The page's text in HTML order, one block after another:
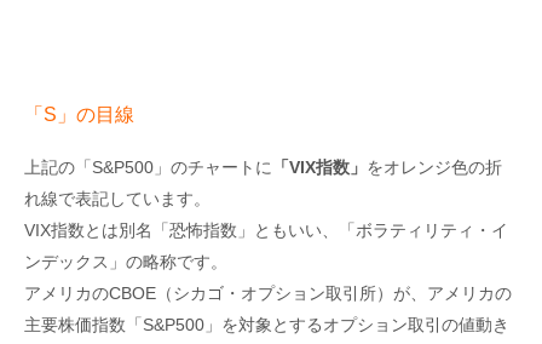
「S」の目線
上記の「S&P500」のチャートに 「VIX指数」 をオレンジ色の折
れ線で表記しています。
VIX指数とは別名「恐怖指数」ともいい、「ボラティリティ・イ
ンデックス」の略称です。
アメリカのCBOE（シカゴ・オプション取引所）が、アメリカの
主要株価指数「S&P500」を対象とするオプション取引の値動き